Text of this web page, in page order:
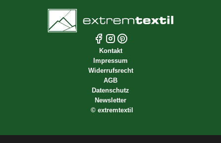
Kontakt
Impressum
Widerrufsrecht
AGB
Datenschutz
Newsletter
© extremtextil